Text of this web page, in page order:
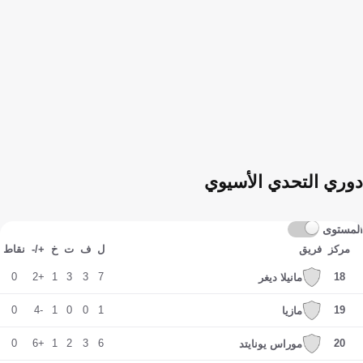
دوري التحدي الأسيوي
المستوى
مركز فريق ل ف ت خ +/- نقاط
18 مانیلا دیغر 7
3
3
1
+2
0
19 مازيا 1
0
0
1
-4
0
20 موراس يونايتد 6
3
2
1
+6
0